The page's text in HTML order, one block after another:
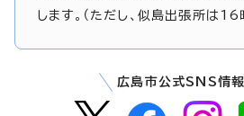
します。（ただし、似島出張所は
広島市公式SNS情